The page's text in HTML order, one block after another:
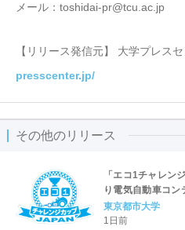
メール：toshidai-pr@tcu.ac.jp
【リリース発信元】 大学プレス
presscenter.jp/
その他のリリース
「エコ1チャレン
り電気自動車コン
ートドライブ」を
東京都市大学、日
東京都市大学
1日前